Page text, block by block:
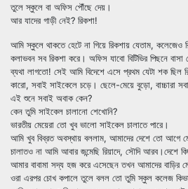
তুলে স্কুলে বা অফিস পৌঁছে দেয়।
আর যাদের গাড়ী নেই? রিকশা!
আমি স্কুলে থাকতে হেটে না গিয়ে রিকশায় যেতাম, কলেজেও
কলাভবন সব রিকশা করে। অফিস যাবো বিটিভির পিছনে
ব্যথা লাগতো! সেই আমি বিদেশে এসে প্রথম যেটা শক ছিল
কারো, সবাই সাইকেলে চড়ে। ছেলে-মেয়ে বুড়ো, বাচ্চারা
এই শুনে সবাই অবাক কেন?
কেন তুমি সাইকেল চালানো শেখোনি?
ভারতীয় মেয়েরা তো খুব ভালো সাইকেল চালাতে পারে।
আমি খুব বিব্রত অবস্থায় বললাম, আমাদের দেশে তো আগে
চালাতও না আমি আবার জন্মেছি রিয়াদে, সৌদি আরব।দেশে
আমার বাবামা সদ্য হজ করে এসেছেন তখন আমাদের বাড়ির
ওরা এরপর চোখ কপালে তুলে বলল তো তুমি স্কুল কলেজ